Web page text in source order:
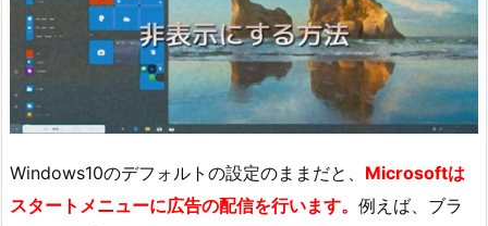
Windows10のデフォルトの設定のままだと、 Microsoftは
スタートメニューに広告の配信を行います。 例えば、ブラ